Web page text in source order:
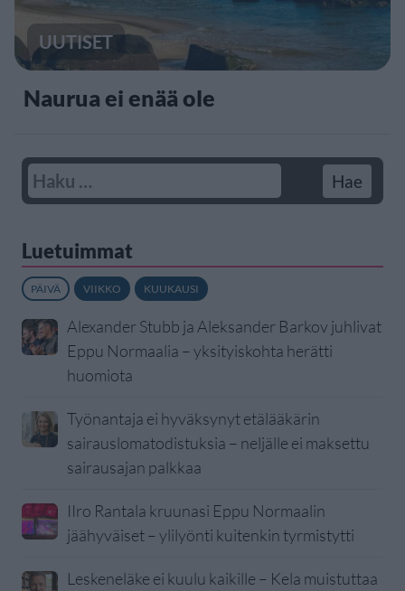
UUTISET
Naurua ei enää ole
Luetuimmat
PÄIVÄ VIIKKO KUUKAUSI
Alexander Stubb ja Aleksander Barkov juhlivat
Eppu Normaalia – yksityiskohta herätti
huomiota
Työnantaja ei hyväksynyt etälääkärin
sairauslomatodistuksia – neljälle ei maksettu
sairausajan palkkaa
IIro Rantala kruunasi Eppu Normaalin
jäähyväiset – ylilyönti kuitenkin tyrmistytti
Leskeneläke ei kuulu kaikille – Kela muistuttaa